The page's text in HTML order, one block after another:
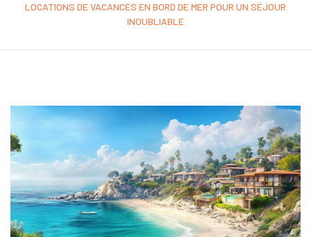
LOCATIONS DE VACANCES EN BORD DE MER POUR UN SÉJOUR
INOUBLIABLE